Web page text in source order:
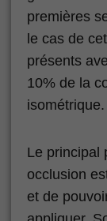
premières
le cas de
présents
10% de la
isométrique.
Le principal
occlusion
et de